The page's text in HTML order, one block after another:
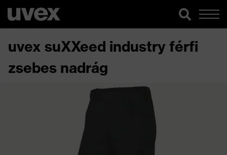
uvex suXXeed industry férfi
zsebes nadrág